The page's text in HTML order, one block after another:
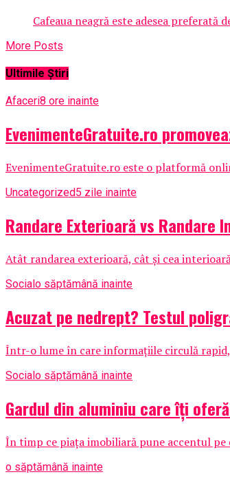
Cafeaua neagră este adesea
More Posts
Ultimile Știri
Afaceri8 ore inainte
EvenimenteGratuite.ro
EvenimenteGratuite.ro este o platformă
Uncategorized5 zile inainte
Randare Exterioară vs Randare
Atât randarea exterioară, cât și cea
Socialo săptămână inainte
Acuzat pe nedrept? Testul
Într-o lume în care informațiile circulă
Socialo săptămână inainte
Gardul din aluminiu care îți
În timp ce piața imobiliară pune accentul
o săptămână inainte